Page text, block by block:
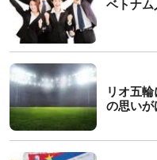
ベトナム
リオ五
の思いが